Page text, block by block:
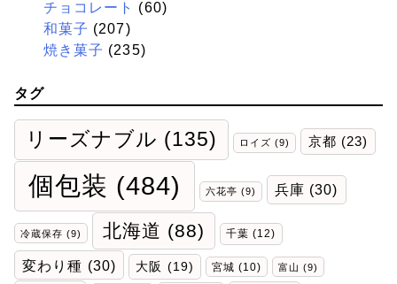
チョコレート
(60)
和菓子 (207)
焼き菓子 (235)
タグ
リーズナブル (135) ロイズ (9) 京都 (23)
個包装 (484) 六花亭 (9) 兵庫 (30)
冷蔵保存 (9) 北海道 (88) 千葉 (12)
変わり種 (30) 大阪 (19) 宮城 (10) 富山 (9)